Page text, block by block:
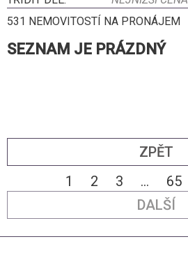
531 NEMOVITOSTÍ NA PRONÁJEM
SEZNAM JE PRÁZDNÝ
ZPĚT
1
2 3 ... 65
DALŠÍ